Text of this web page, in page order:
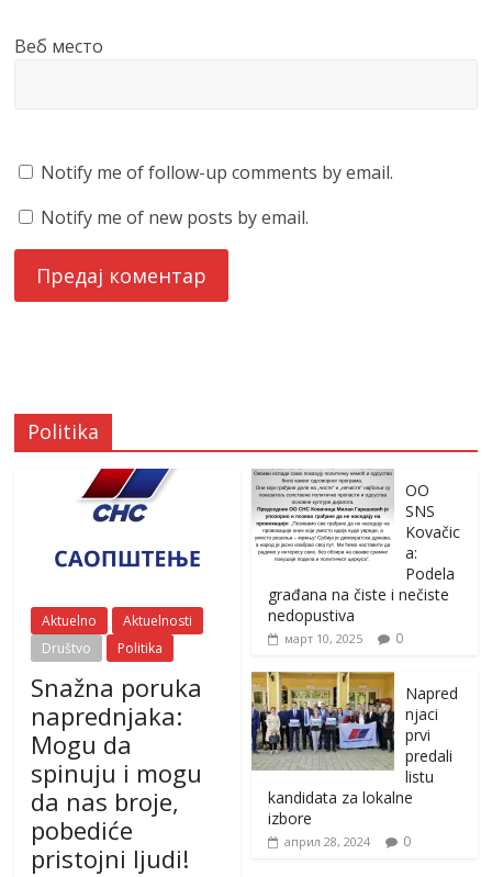
Веб место
Notify me of follow-up comments by email.
Notify me of new posts by email.
Politika
Aktuelno
Aktuelnosti
Društvo
Politika
Snažna poruka
naprednjaka:
Mogu da
spinuju i mogu
da nas broje,
pobediće
pristojni ljudi!
OO
SNS
Kovačic
a:
Podela
građana na čiste i nečiste
nedopustiva
март 10, 2025 0
Napred
njaci
prvi
predali
listu
kandidata za lokalne
izbore
април 28, 2024 0